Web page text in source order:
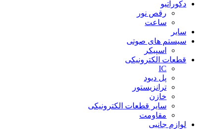
دکوراتیو
رقص نور
ساعت
سایر
سیستم های صوتی
اسپیکر
قطعات الکترونیکی
IC
پل دیود
ترانزیستور
خازن
سایر قطعات الکترونیکی
مقاومت
لوازم جانبی